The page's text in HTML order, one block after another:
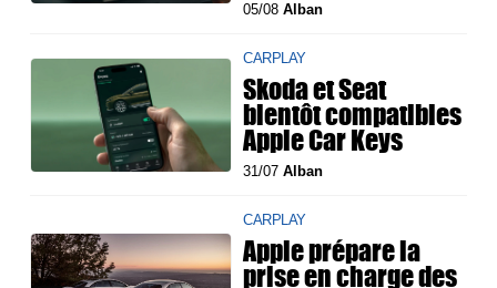
05/08Alban
CARPLAY
Skoda et Seat
bientôt compatibles
Apple Car Keys
31/07Alban
CARPLAY
Apple prépare la
prise en charge des